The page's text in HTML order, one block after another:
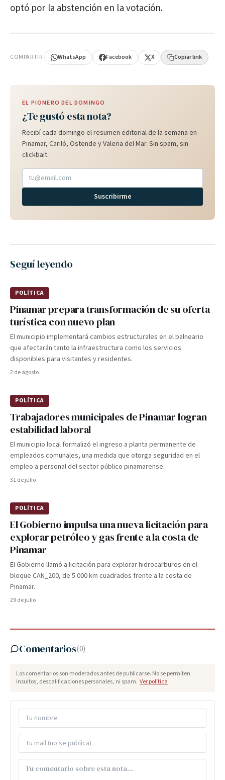
optó por la abstención en la votación.
COMPARTIR WhatsApp Facebook X Copiar link
EL PIONERO DEL DOMINGO
¿Te gustó esta nota?
Recibí cada domingo el resumen editorial de la semana en
Pinamar, Cariló, Ostende y Valeria del Mar. Sin spam, sin
clickbait.
Suscribirme
Seguí leyendo
POLÍTICA
Pinamar prepara transformación de su oferta
turística con nuevo plan
El municipio implementará cambios estructurales en el balneario
que afectarán tanto la infraestructura como los servicios
disponibles para visitantes y residentes.
2 de agosto
POLÍTICA
Trabajadores municipales de Pinamar logran
estabilidad laboral
El municipio local formalizó el ingreso a planta permanente de
empleados comunales, una medida que otorga seguridad en el
empleo a personal del sector público pinamarense.
31 de julio
POLÍTICA
El Gobierno impulsa una nueva licitación para
explorar petróleo y gas frente a la costa de
Pinamar
El Gobierno llamó a licitación para explorar hidrocarburos en el
bloque CAN_200, de 5.000 km cuadrados frente a la costa de
Pinamar.
29 de julio
Comentarios(0)
Los comentarios son moderados antes de publicarse. No se permiten
insultos, descalificaciones personales, ni spam. Ver política